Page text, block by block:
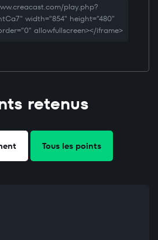
play.php?
width="854" height="480"
allowfullscreen></iframe>
retenus
Tous les points